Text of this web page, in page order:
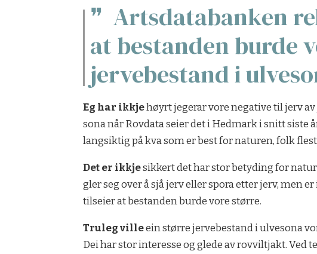
Artsdatabanken
at bestanden burde
jervebestand i
Eg har ikkjehøyrt jegerar vore negative til jerv
sona når Rovdata seier det i Hedmark i snitt siste
langsiktig på kva som er best for naturen, folk
Det er ikkjesikkert det har stor betyding for
gler seg over å sjå jerv eller spora etter jerv, men
tilseier at bestanden burde vore større.
Truleg villeein større jervebestand i ulvesona
Dei har stor interesse og glede av rovviltjakt.